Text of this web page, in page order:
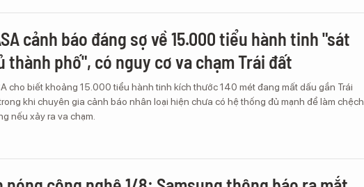
cảnh báo đáng sợ về 15.000 tiểu hành tinh "sát
thành phố", có nguy cơ va chạm Trái đất
cho biết khoảng 15.000 tiểu hành tinh kích thước 140 mét đang mất dấu gần Trái
khi chuyên gia cảnh báo nhân loại hiện chưa có hệ thống đủ mạnh để làm chệch
nếu xảy ra va chạm.